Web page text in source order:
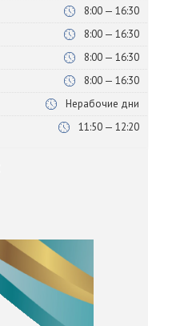
8:00 — 16:30
8:00 — 16:30
8:00 — 16:30
8:00 — 16:30
Нерабочие дни
11:50 — 12:20